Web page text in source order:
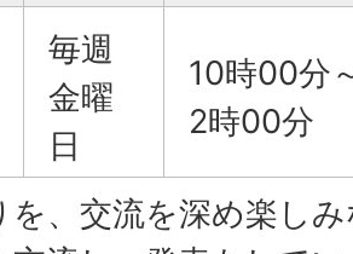
毎週
金曜
日
10時00分
2時00分
を、交流を深め楽し